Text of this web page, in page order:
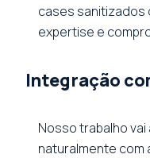
cases sanitizados
expertise e
Integração
Nosso trabalho
naturalmente com